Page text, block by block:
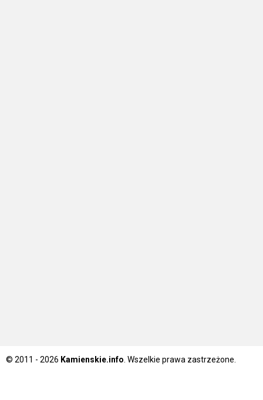
© 2011 - 2026 Kamienskie.info . Wszelkie prawa zastrzeżone.